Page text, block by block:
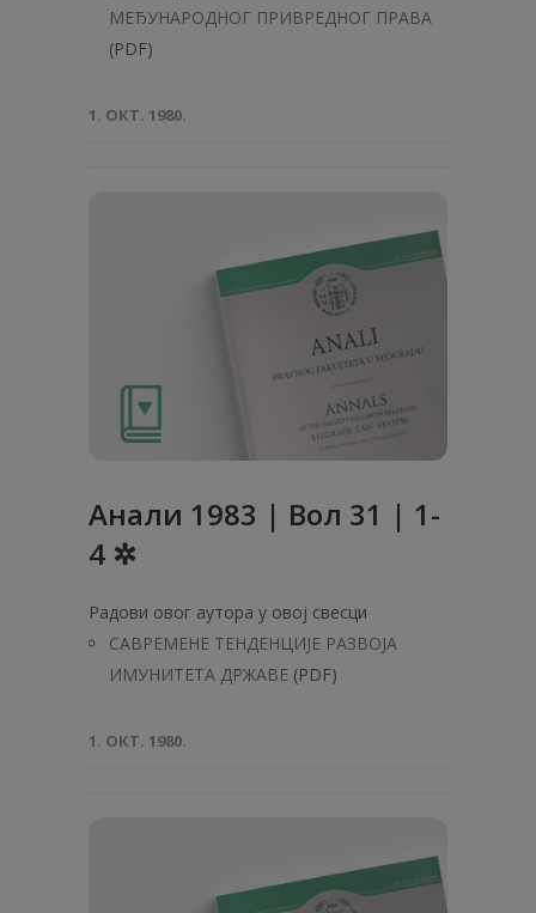
МЕЂУНАРОДНОГ ПРИВРЕДНОГ ПРАВА
(PDF)
1. ОКТ. 1980.
Анaли 1983 | Вол 31 | 1-
4 ✲
Радови овог аутора у овој свесци
САВРЕМЕНЕ ТЕНДЕНЦИЈЕ РАЗВОЈА
ИМУНИТЕТА ДРЖАВЕ (PDF)
1. ОКТ. 1980.